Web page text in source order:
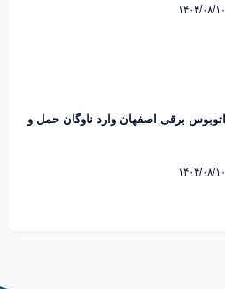
۱۴۰۴/۰۸/۱۰
اتوبوس برقی اصفهان وارد ناوگان حمل و
۱۴۰۴/۰۸/۱۰